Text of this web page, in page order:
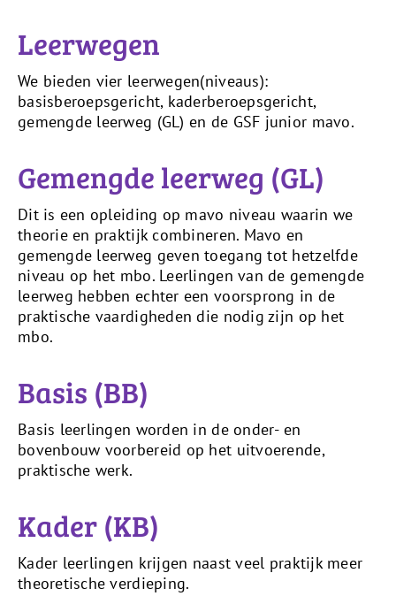
Leerwegen
We bieden vier leerwegen(niveaus):
basisberoepsgericht, kaderberoepsgericht,
gemengde leerweg (GL) en de GSF junior mavo.
Gemengde leerweg (GL)
Dit is een opleiding op mavo niveau waarin we
theorie en praktijk combineren. Mavo en
gemengde leerweg geven toegang tot hetzelfde
niveau op het mbo. Leerlingen van de gemengde
leerweg hebben echter een voorsprong in de
praktische vaardigheden die nodig zijn op het
mbo.
Basis (BB)
Basis leerlingen worden in de onder- en
bovenbouw voorbereid op het uitvoerende,
praktische werk.
Kader (KB)
Kader leerlingen krijgen naast veel praktijk meer
theoretische verdieping.